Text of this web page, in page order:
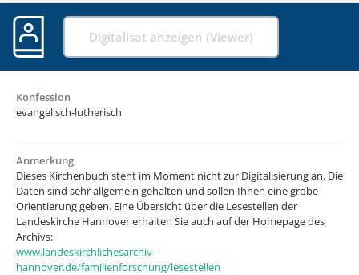
Digitalisat anzeigen (Viewer)
Konfession
evangelisch-lutherisch
Anmerkung
Dieses Kirchenbuch steht im Moment nicht zur Digitalisierung an. Die
Daten sind sehr allgemein gehalten und sollen Ihnen eine grobe
Orientierung geben. Eine Übersicht über die Lesestellen der
Landeskirche Hannover erhalten Sie auch auf der Homepage des
Archivs:
www.landeskirchlichesarchiv-
hannover.de/familienforschung/lesestellen